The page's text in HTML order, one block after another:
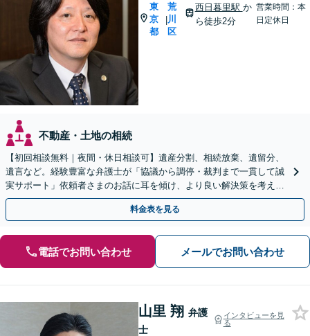
東
京
都
|
荒
川
区
西日暮里駅 か
ら徒歩2分
営業時間：本
日定休日
不動産・土地の相続
【初回相談無料｜夜間・休日相談可】遺産分割、相続放棄、遺留分、
遺言など。経験豊富な弁護士が「協議から調停・裁判まで一貫して誠
実サポート」依頼者さまのお話に耳を傾け、より良い解決策を考えま
す。【西日暮里駅2分】
料金表を見る
電話でお問い合わせ メールでお問い合わせ
山里 翔 弁護
士
インタビューを見
る